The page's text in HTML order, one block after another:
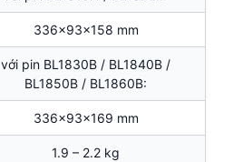
336x93x158 mm
với pin BL1830B / BL1840B /
BL1850B / BL1860B:
336x93x169 mm
1.9 – 2.2 kg